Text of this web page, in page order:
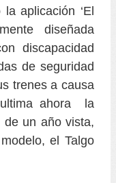
aplicación ‘El
diseñada
discapacidad
de seguridad
trenes a causa
ahora la
un año vista,
el Talgo